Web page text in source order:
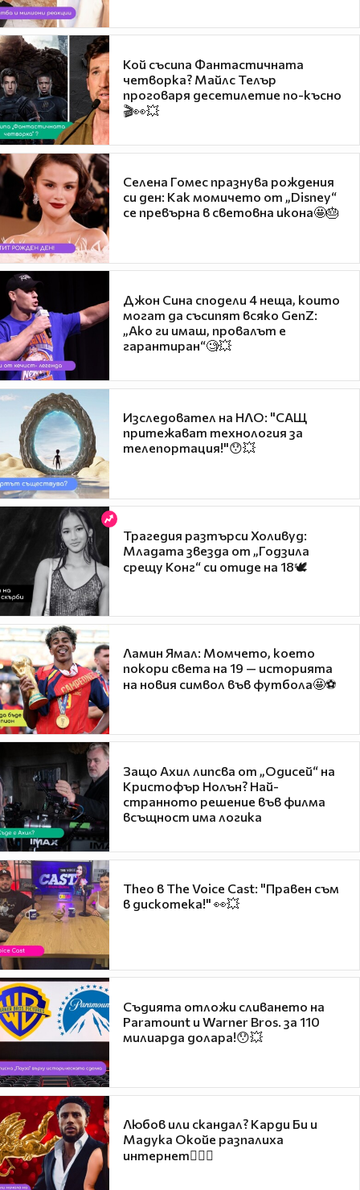
Кой съсипа Фантастичната
четворка? Майлс Телър
проговаря десетилетие по-късно
🎬👀💥
Селена Гомес празнува рождения
си ден: Как момичето от „Disney“
се превърна в световна икона🤩🎂
Джон Сина сподели 4 неща, които
могат да съсипят всяко GenZ:
„Ако ги имаш, провалът е
гарантиран“🧐💥
Изследовател на НЛО: "САЩ
притежават технология за
телепортация!"😯💥
Трагедия разтърси Холивуд:
Младата звезда от „Годзила
срещу Конг“ си отиде на 18🕊️
Ламин Ямал: Момчето, което
покори света на 19 — историята
на новия символ във футбола🤩⚽
Защо Ахил липсва от „Одисей“ на
Кристофър Нолън? Най-
странното решение във филма
всъщност има логика
Theo в The Voice Cast: "Правен съм
в дискотека!" 👀💥
Съдията отложи сливането на
Paramount и Warner Bros. за 110
милиарда долара!😯💥
Любов или скандал? Карди Би и
Мадука Окойе разпалиха
интернет❤️‍🔥🔥